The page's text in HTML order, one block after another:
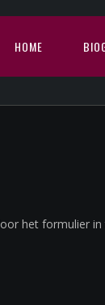
HOME
het formulier